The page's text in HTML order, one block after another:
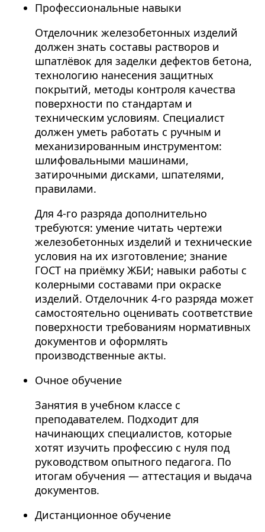
Профессиональные навыки
Отделочник железобетонных изделий
должен знать составы растворов и
шпатлёвок для заделки дефектов бетона,
технологию нанесения защитных
покрытий, методы контроля качества
поверхности по стандартам и
техническим условиям. Специалист
должен уметь работать с ручным и
механизированным инструментом:
шлифовальными машинами,
затирочными дисками, шпателями,
правилами.
Для 4-го разряда дополнительно
требуются: умение читать чертежи
железобетонных изделий и технические
условия на их изготовление; знание
ГОСТ на приёмку ЖБИ; навыки работы с
колерными составами при окраске
изделий. Отделочник 4-го разряда может
самостоятельно оценивать соответствие
поверхности требованиям нормативных
документов и оформлять
производственные акты.
Очное обучение
Занятия в учебном классе с
преподавателем. Подходит для
начинающих специалистов, которые
хотят изучить профессию с нуля под
руководством опытного педагога. По
итогам обучения — аттестация и выдача
документов.
Дистанционное обучение